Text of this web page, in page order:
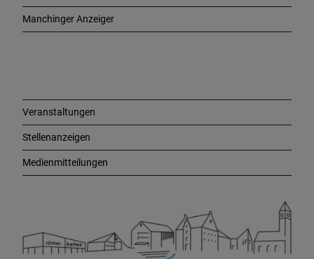
Manchinger Anzeiger
Veranstaltungen
Stellenanzeigen
Medienmitteilungen